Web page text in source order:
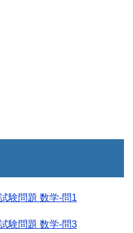
験問題 数学-問1
験問題 数学-問3